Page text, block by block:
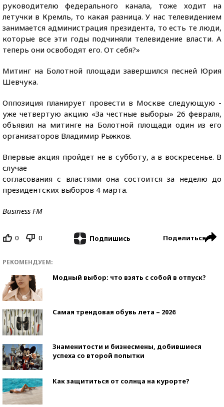
руководителю федерального канала, тоже ходит на
летучки в Кремль, то какая разница. У нас телевидением
занимается администрация президента, то есть те люди,
которые все эти годы подчиняли телевидение власти. А
теперь они освободят его. От себя?»
Митинг на Болотной площади завершился песней Юрия
Шевчука.
Оппозиция планирует провести в Москве следующую -
уже четвертую акцию «За честные выборы» 26 февраля,
объявил на митинге на Болотной площади один из его
организаторов Владимир Рыжков.
Впервые акция пройдет не в субботу, а в воскресенье. В
случае
согласования с властями она состоится за неделю до
президентских выборов 4 марта.
Business FM
0 0 Подпишись Поделиться
РЕКОМЕНДУЕМ:
Модный выбор: что взять с собой в отпуск?
Самая трендовая обувь лета – 2026
Знаменитости и бизнесмены, добившиеся
успеха со второй попытки
Как защититься от солнца на курорте?